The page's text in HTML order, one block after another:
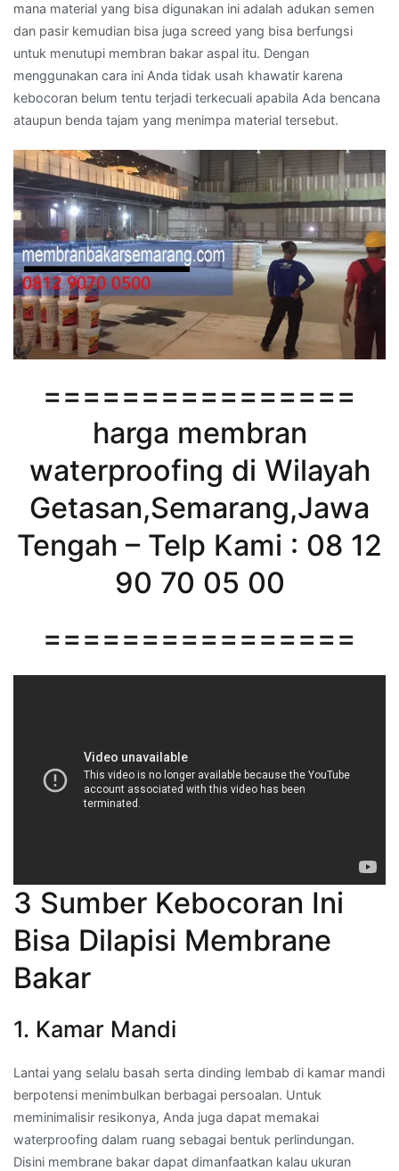
mana material yang bisa digunakan ini adalah adukan semen
dan pasir kemudian bisa juga screed yang bisa berfungsi
untuk menutupi membran bakar aspal itu. Dengan
menggunakan cara ini Anda tidak usah khawatir karena
kebocoran belum tentu terjadi terkecuali apabila Ada bencana
ataupun benda tajam yang menimpa material tersebut.
================
harga membran
waterproofing di Wilayah
Getasan,Semarang,Jawa
Tengah – Telp Kami : 08 12
90 70 05 00
================
3 Sumber Kebocoran Ini
Bisa Dilapisi Membrane
Bakar
1. Kamar Mandi
Lantai yang selalu basah serta dinding lembab di kamar mandi
berpotensi menimbulkan berbagai persoalan. Untuk
meminimalisir resikonya, Anda juga dapat memakai
waterproofing dalam ruang sebagai bentuk perlindungan.
Disini membrane bakar dapat dimanfaatkan kalau ukuran